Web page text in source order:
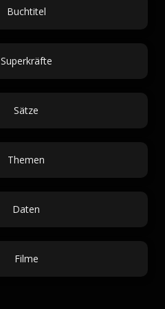
Buchtitel
Superkräfte
Sätze
Themen
Daten
Filme